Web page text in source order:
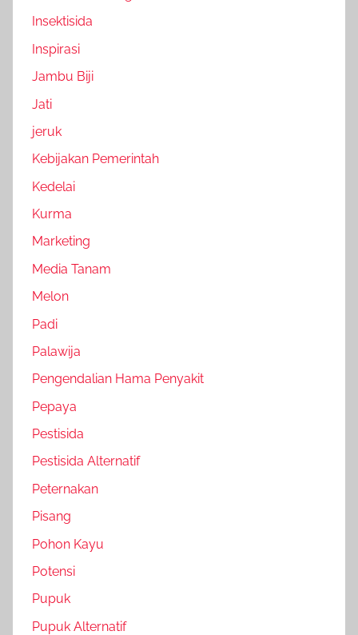
Insektisida
Inspirasi
Jambu Biji
Jati
jeruk
Kebijakan Pemerintah
Kedelai
Kurma
Marketing
Media Tanam
Melon
Padi
Palawija
Pengendalian Hama Penyakit
Pepaya
Pestisida
Pestisida Alternatif
Peternakan
Pisang
Pohon Kayu
Potensi
Pupuk
Pupuk Alternatif